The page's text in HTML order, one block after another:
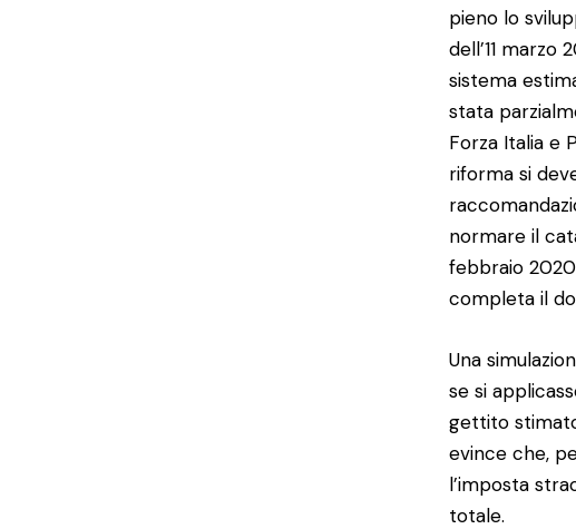
pieno lo
dell’11
sistema
stata
Forza Italia e
riforma si
normare il
febbraio
completa il
Una
se si
gettito
evince che,
l’imposta
totale.